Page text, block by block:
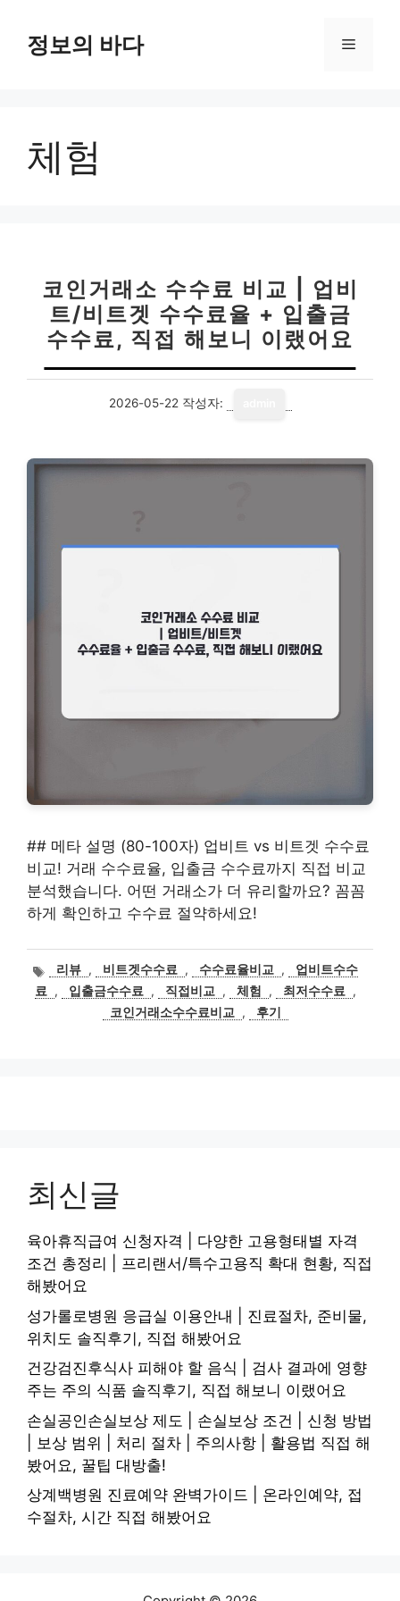
정보의 바다 메
체험
코인거래소 수수료 비교 | 업비
트/비트겟 수수료율 + 입출금
수수료, 직접 해보니 이랬어요
2026-05-22 작성자:
## 메타 설명 (80-100자) 업비트 vs 비트겟 수수료
비교! 거래 수수료율, 입출금 수수료까지 직접 비교
분석했습니다. 어떤 거래소가 더 유리할까요? 꼼꼼
하게 확인하고 수수료 절약하세요!
태리뷰 , 비트겟수수료 , 수수료율비교 ,
업비트수수
료
, 입출금수수료 , 직접비교 , 체험 , 최저수수료
,
코인거래소수수료비교
, 후기
최신글
육아휴직급여 신청자격 | 다양한 고용형태별 자격
조건 총정리 | 프리랜서/특수고용직 확대 현황, 직접
해봤어요
성가롤로병원 응급실 이용안내 | 진료절차, 준비물,
위치도 솔직후기, 직접 해봤어요
건강검진후식사 피해야 할 음식 | 검사 결과에 영향
주는 주의 식품 솔직후기, 직접 해보니 이랬어요
손실공인손실보상 제도 | 손실보상 조건 | 신청 방법
| 보상 범위 | 처리 절차 | 주의사항 | 활용법 직접 해
봤어요, 꿀팁 대방출!
상계백병원 진료예약 완벽가이드 | 온라인예약, 접
수절차, 시간 직접 해봤어요